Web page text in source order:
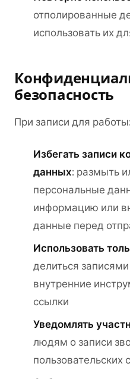
отполированные
использовать их
безопасность
При записи для работы:
Избегать записи
данных: размыть
персональные
информацию или
данные перед
Использовать
делиться
внутренние
ссылки
Уведомлять
людям о записи
пользовательских